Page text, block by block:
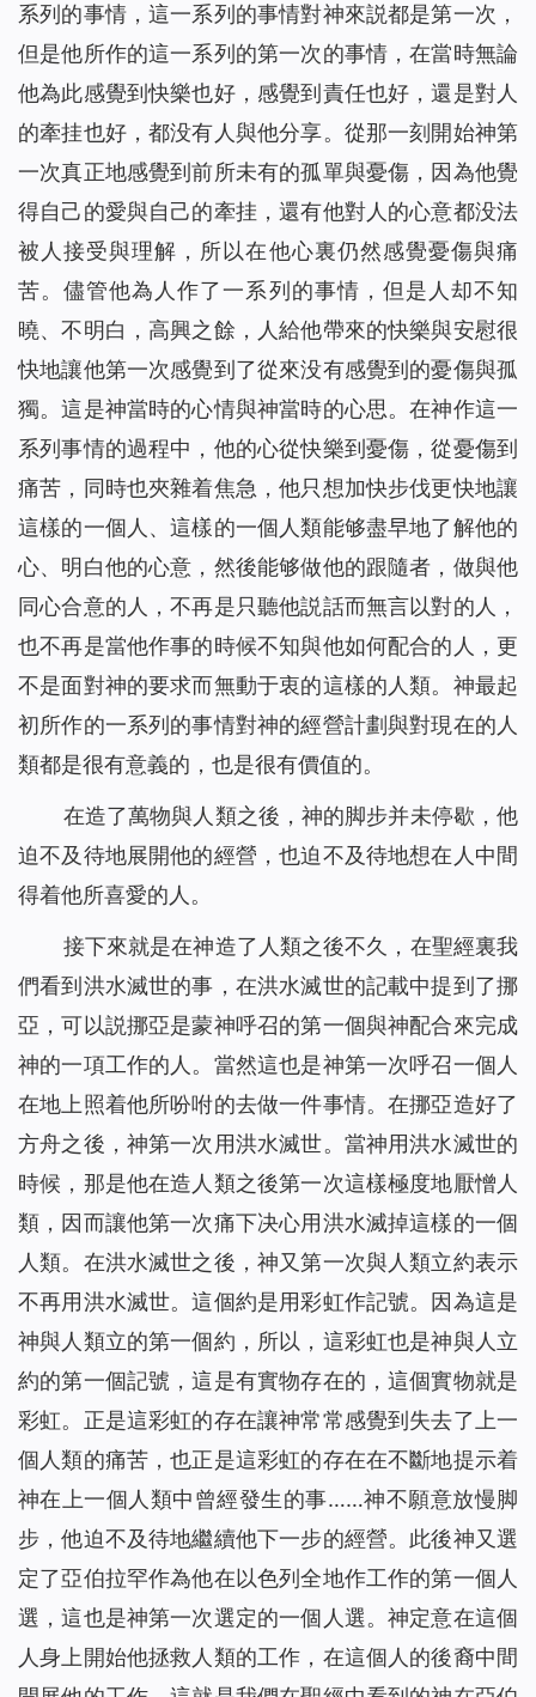
系列的事情，這一系列的事情對神來説都是第一次，
但是他所作的這一系列的第一次的事情，在當時無論
他為此感覺到快樂也好，感覺到責任也好，還是對人
的牽挂也好，都没有人與他分享。從那一刻開始神第
一次真正地感覺到前所未有的孤單與憂傷，因為他覺
得自己的愛與自己的牽挂，還有他對人的心意都没法
被人接受與理解，所以在他心裏仍然感覺憂傷與痛
苦。儘管他為人作了一系列的事情，但是人却不知
曉、不明白，高興之餘，人給他帶來的快樂與安慰很
快地讓他第一次感覺到了從來没有感覺到的憂傷與孤
獨。這是神當時的心情與神當時的心思。在神作這一
系列事情的過程中，他的心從快樂到憂傷，從憂傷到
痛苦，同時也夾雜着焦急，他只想加快步伐更快地讓
這樣的一個人、這樣的一個人類能够盡早地了解他的
心、明白他的心意，然後能够做他的跟隨者，做與他
同心合意的人，不再是只聽他説話而無言以對的人，
也不再是當他作事的時候不知與他如何配合的人，更
不是面對神的要求而無動于衷的這樣的人類。神最起
初所作的一系列的事情對神的經營計劃與對現在的人
類都是很有意義的，也是很有價值的。
在造了萬物與人類之後，神的脚步并未停歇，他
迫不及待地展開他的經營，也迫不及待地想在人中間
得着他所喜愛的人。
接下來就是在神造了人類之後不久，在聖經裏我
們看到洪水滅世的事，在洪水滅世的記載中提到了挪
亞，可以説挪亞是蒙神呼召的第一個與神配合來完成
神的一項工作的人。當然這也是神第一次呼召一個人
在地上照着他所吩咐的去做一件事情。在挪亞造好了
方舟之後，神第一次用洪水滅世。當神用洪水滅世的
時候，那是他在造人類之後第一次這樣極度地厭憎人
類，因而讓他第一次痛下决心用洪水滅掉這樣的一個
人類。在洪水滅世之後，神又第一次與人類立約表示
不再用洪水滅世。這個約是用彩虹作記號。因為這是
神與人類立的第一個約，所以，這彩虹也是神與人立
約的第一個記號，這是有實物存在的，這個實物就是
彩虹。正是這彩虹的存在讓神常常感覺到失去了上一
個人類的痛苦，也正是這彩虹的存在在不斷地提示着
神在上一個人類中曾經發生的事……神不願意放慢脚
步，他迫不及待地繼續他下一步的經營。此後神又選
定了亞伯拉罕作為他在以色列全地作工作的第一個人
選，這也是神第一次選定的一個人選。神定意在這個
人身上開始他拯救人類的工作，在這個人的後裔中間